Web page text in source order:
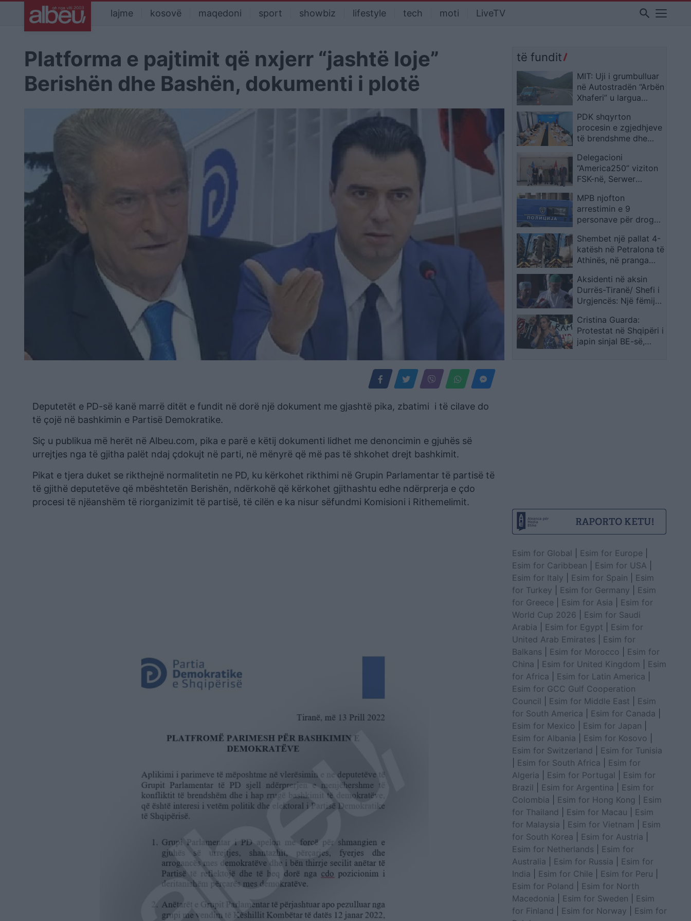
lajme kosovë maqedoni sport showbiz lifestyle tech moti LiveTV search
Platforma e pajtimit që nxjerr “jashtë loje”
Berishën dhe Bashën, dokumenti i plotë
Deputetët e PD-së kanë marrë ditët e fundit në dorë një dokument me gjashtë pika, zbatimi i të cilave do
të çojë në bashkimin e Partisë Demokratike.
Siç u publikua më herët në Albeu.com, pika e parë e këtij dokumenti lidhet me denoncimin e gjuhës së
urrejtjes nga të gjitha palët ndaj çdokujt në parti, në mënyrë që më pas të shkohet drejt bashkimit.
Pikat e tjera duket se rikthejnë normalitetin ne PD, ku kërkohet rikthimi në Grupin Parlamentar të partisë të
të gjithë deputetëve që mbështetën Berishën, ndërkohë që kërkohet gjithashtu edhe ndërprerja e çdo
procesi të njëanshëm të riorganizimit të partisë, të cilën e ka nisur sëfundmi Komisioni i Rithemelimit.
të fundit
MIT: Uji i grumbulluar
në Autostradën “Arbën
Xhaferi” u largua
ndërhyrjes në terren
PDK shqyrton
procesin e zgjedhjeve
të brendshme dhe
politike
Delegacioni
“America250” viziton
FSK-në, Serwer
misionet
ndërkombëtare
MPB njofton
arrestimin e 9
personave për drogë
ndaluara zbulohen
edhe në Burgun e
Idrizovës
Shembet një pallat 4-
katësh në Petralona të
Athinës, në pranga
kontraktorët pas
dyshimeve për
punimet pranë
Aksidenti në aksin
Durrës-Tiranë/ Shefi i
Urgjencës: Një fëmijë
rëndë ndërsa 5 të
tjerë janë në operim
Cristina Guarda:
Protestat në Shqipëri i
japin sinjal BE-së,
Esim for Global Esim for Europe
Esim for Caribbean
Esim for USA
Esim for Italy
Esim for Spain
Esim
for Turkey
Esim for Germany
Esim
for Greece
Esim for Asia
Esim for
World Cup 2026
Esim for Saudi
Arabia
Esim for Egypt
Esim for
United Arab Emirates
Esim for
Balkans
Esim for Morocco
Esim for
China
Esim for United Kingdom
Esim
for Africa
Esim for Latin America
Esim for GCC Gulf Cooperation
Council
Esim for Middle East
Esim
for South America
Esim for Canada
Esim for Mexico
Esim for Japan
Esim for Albania
Esim for Kosovo
Esim for Switzerland
Esim for Tunisia
Esim for South Africa
Esim for
Algeria
Esim for Portugal
Esim for
Brazil
Esim for Argentina
Esim for
Colombia
Esim for Hong Kong
Esim
for Thailand
Esim for Macau
Esim
for Malaysia
Esim for Vietnam
Esim
for South Korea
Esim for Austria
Esim for Netherlands
Esim for
Australia
Esim for Russia
Esim for
India
Esim for Chile Esim for Peru
Esim for Poland
Esim for North
Macedonia
Esim for Sweden
Esim
for Finland
Esim for Norway
Esim for